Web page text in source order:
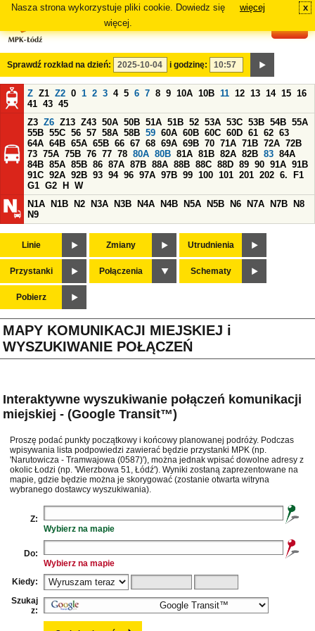
Nasza strona wykorzystuje pliki cookie. Dowiedz się
więcej.
więcej x
Sprawdź rozkład na dzień: i godzinę:
Z Z1 Z2 0 1 2 3 4 5 6 7 8 9 10A 10B 11 12 13 14 15 16
41 43 45
Z3 Z6 Z13 Z43 50A 50B 51A 51B 52 53A 53C 53B 54B 55A
55B 55C 56 57 58A 58B 59 60A 60B 60C 60D 61 62 63
64A 64B 65A 65B 66 67 68 69A 69B 70 71A 71B 72A 72B
73 75A 75B 76 77 78 80A 80B 81A 81B 82A 82B 83 84A
84B 85A 85B 86 87A 87B 88A 88B 88C 88D 89 90 91A 91B
91C 92A 92B 93 94 96 97A 97B 99 100 101 201 202 6.
F1
G1 G2 H
W
N1A
N1B N2 N3A N3B N4A N4B N5A N5B N6 N7A N7B
N8
N9
Linie Zmiany Utrudnienia
Przystanki Połączenia Schematy
Pobierz
MAPY KOMUNIKACJI MIEJSKIEJ i
WYSZUKIWANIE POŁĄCZEŃ
Interaktywne wyszukiwanie połączeń komunikacji
miejskiej - (Google Transit™)
Proszę podać punkty początkowy i końcowy planowanej podróży. Podczas
wpisywania lista podpowiedzi zawierać będzie przystanki MPK (np.
'Narutowicza - Tramwajowa (0587)'), można jednak wpisać dowolne adresy z
okolic Łodzi (np. 'Wierzbowa 51, Łódź'). Wyniki zostaną zaprezentowane na
mapie, gdzie będzie można je skorygować (zostanie otwarta witryna
wybranego dostawcy wyszukiwania).
Z:
Wybierz na mapie
Do:
Wybierz na mapie
Kiedy:
Szukaj
z: